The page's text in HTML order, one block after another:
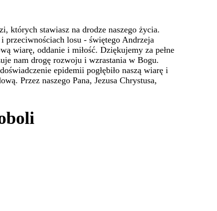
których stawiasz na drodze naszego życia.
losu - świętego Andrzeja
wiarę, oddanie i miłość. Dziękujemy za pełne
nam drogę rozwoju i wzrastania w Bogu.
epidemii pogłębiło naszą wiarę i
Przez naszego Pana, Jezusa Chrystusa,